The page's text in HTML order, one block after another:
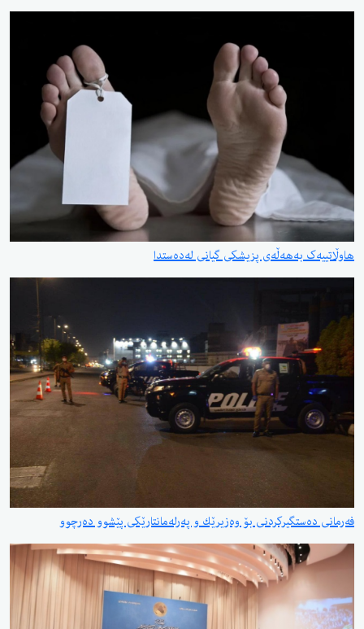
هاوڵاتییەک بەهەڵەی پزیشکی گیانی لەدەستدا
فەرمانی دەستگیركردنی بۆ وەزیرێك و پەرلەمانتارێكی پێشوو دەرچوو